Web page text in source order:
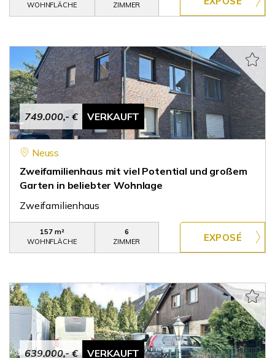
WOHNFLÄCHE
ZIMMER
749.000,- € VERKAUFT
Neuss
Zweifamilienhaus mit viel Potential und großem
Garten in beliebter Wohnlage
Zweifamilienhaus
157 m²
WOHNFLÄCHE
6
ZIMMER
639.000,- € VERKAUFT